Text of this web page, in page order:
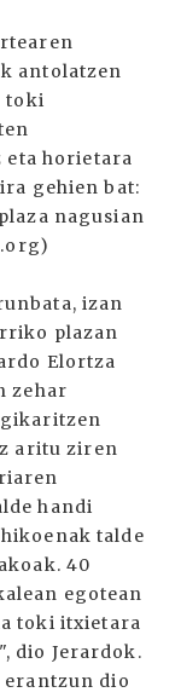
antolatzen
toki
eta horietara
gehien bat:
nagusian
izan
plazan
Elortza
zehar
aritu ziren
handi
talde
40
egotean
toki itxietara
dio Jerardok.
dio